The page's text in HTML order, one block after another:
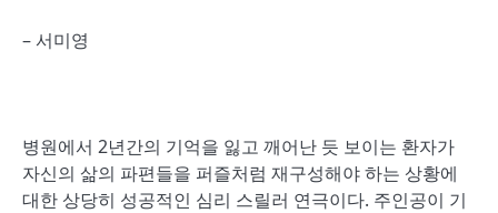
– 서미영
병원에서 2년간의 기억을 잃고 깨어난 듯 보이는 환자가
자신의 삶의 파편들을 퍼즐처럼 재구성해야 하는 상황에
대한 상당히 성공적인 심리 스릴러 연극이다. 주인공이 기